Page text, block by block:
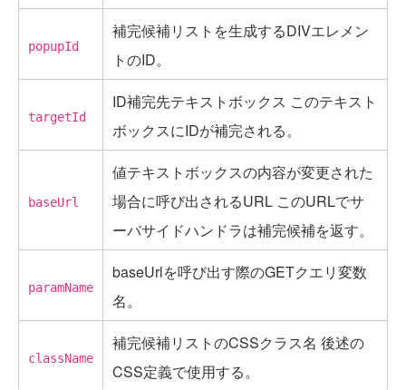
popupId
補完候補リストを生成するDIVエレメン
トのID。
targetId
ID補完先テキストボックス このテキスト
ボックスにIDが補完される。
baseUrl
値テキストボックスの内容が変更された
場合に呼び出されるURL このURLでサ
ーバサイドハンドラは補完候補を返す。
paramName
baseUrlを呼び出す際のGETクエリ変数
名。
className
補完候補リストのCSSクラス名 後述の
CSS定義で使用する。